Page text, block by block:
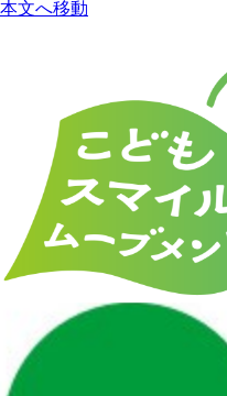
本文へ移動